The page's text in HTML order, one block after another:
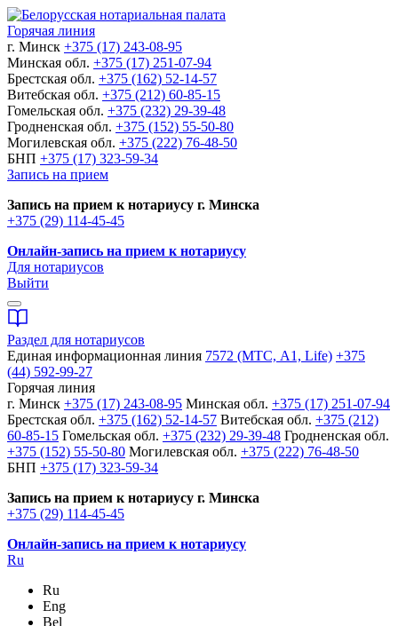
Горячая линия
г. Минск +375 (17) 243-08-95
Минская обл. +375 (17) 251-07-94
Брестская обл. +375 (162) 52-14-57
Витебская обл. +375 (212) 60-85-15
Гомельская обл. +375 (232) 29-39-48
Гродненская обл. +375 (152) 55-50-80
Могилевская обл. +375 (222) 76-48-50
БНП +375 (17) 323-59-34
Запись на прием
Запись на прием к нотариусу г. Минска
+375 (29) 114-45-45
Онлайн-запись на прием к нотариусу
Для нотариусов
Выйти
Раздел для нотариусов
Единая информационная линия 7572 (МТС, A1, Life) +375
(44) 592-99-27
Горячая линия
г. Минск +375 (17) 243-08-95 Минская обл. +375 (17) 251-07-94
Брестская обл. +375 (162) 52-14-57 Витебская обл. +375 (212)
60-85-15 Гомельская обл. +375 (232) 29-39-48 Гродненская обл.
+375 (152) 55-50-80 Могилевская обл. +375 (222) 76-48-50
БНП +375 (17) 323-59-34
Запись на прием к нотариусу г. Минска
+375 (29) 114-45-45
Онлайн-запись на прием к нотариусу
Ru
Ru
Eng
Bel